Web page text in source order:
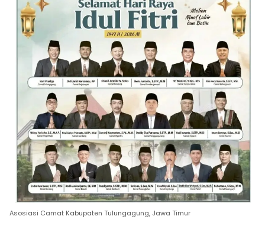
Asosiasi Camat Kabupaten Tulungagung, Jawa Timur